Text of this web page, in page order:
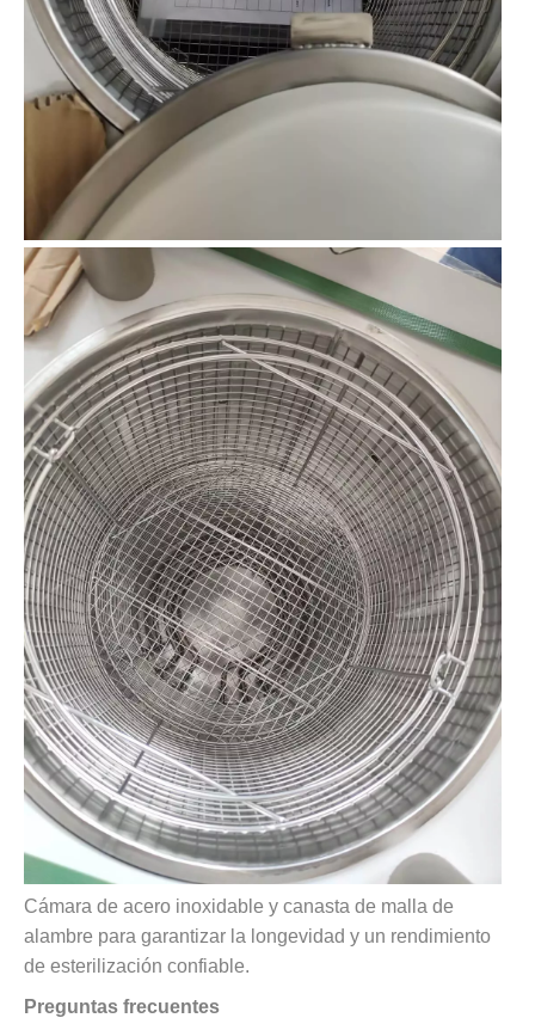
Cámara de acero inoxidable y canasta de malla de
alambre para garantizar la longevidad y un rendimiento
de esterilización confiable.
Preguntas frecuentes